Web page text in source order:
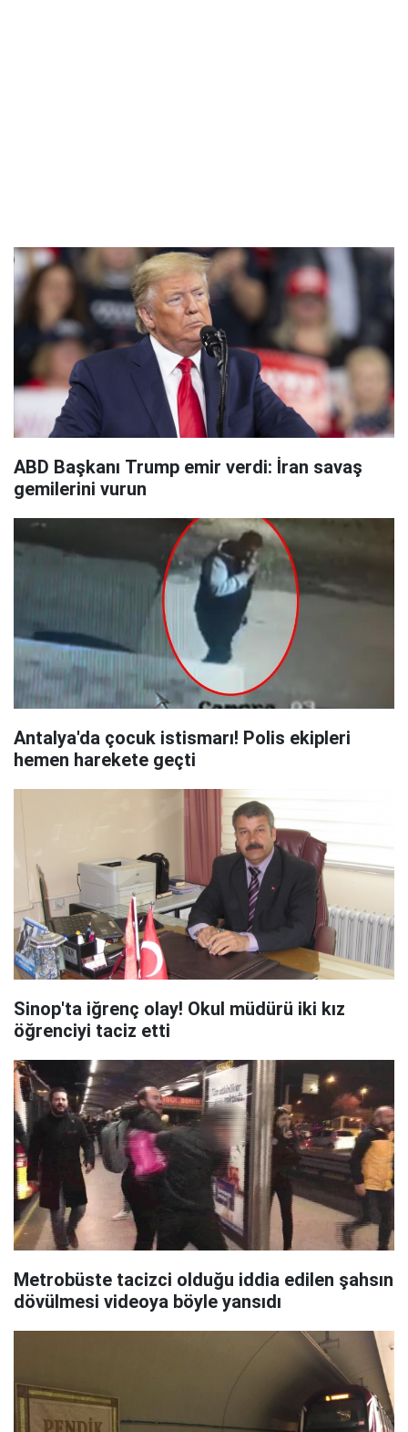
ABD Başkanı Trump emir verdi: İran savaş
gemilerini vurun
Antalya'da çocuk istismarı! Polis ekipleri
hemen harekete geçti
Sinop'ta iğrenç olay! Okul müdürü iki kız
öğrenciyi taciz etti
Metrobüste tacizci olduğu iddia edilen şahsın
dövülmesi videoya böyle yansıdı